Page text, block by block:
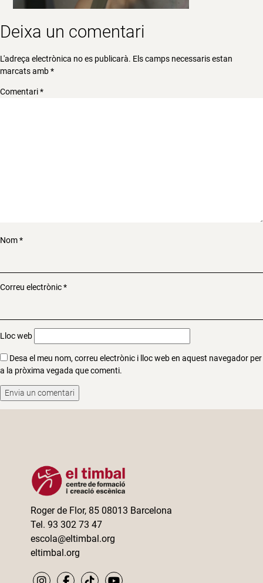
Deixa un comentari
L'adreça electrònica no es publicarà. Els camps necessaris estan
marcats amb*
Comentari*
Nom*
Correu electrònic*
Lloc web
Desa el meu nom, correu electrònic i lloc web en aquest navegador per
a la pròxima vegada que comenti.
Roger de Flor, 85 08013 Barcelona
Tel. 93 302 73 47
escola@eltimbal.org
eltimbal.org